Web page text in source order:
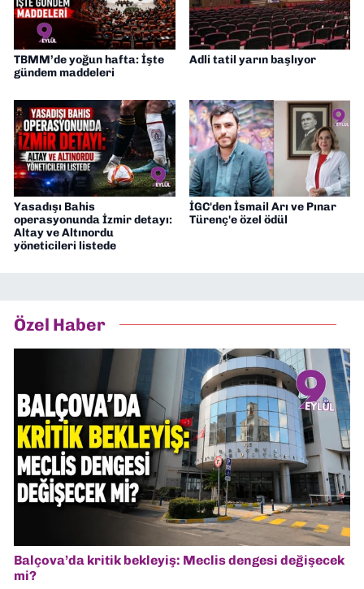
TBMM’de yoğun hafta: İşte
gündem maddeleri
Adli tatil yarın başlıyor
Yasadışı Bahis
operasyonunda İzmir detayı:
Altay ve Altınordu
yöneticileri listede
İGC'den İsmail Arı ve Pınar
Türenç'e özel ödül
Özel Haber
Balçova’da kritik bekleyiş: Meclis dengesi değişecek
mi?